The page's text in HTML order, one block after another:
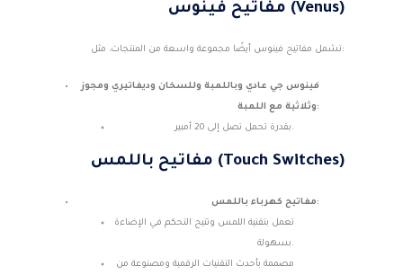
مفاتيح فينوس (Venus)
تشمل مفاتيح فينوس أيضًا مجموعة واسعة من المنتجات، مثل:
فينوس جي عادي وباللمبة وللسخان وديفاتيري ومجوز
وثلاثية مع اللمبة:
بقدرة تحمل تصل إلى 20 أمبير.
مفاتيح باللمس (Touch Switches)
مفاتيح كهرباء باللمس:
تعمل بتقنية اللمس وتتيح التحكم في الإضاءة
بسهولة.
مصممة بأحدث التقنيات الرقمية ومصنوعة من